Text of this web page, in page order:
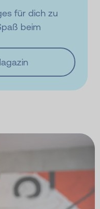
für dich zu
beim